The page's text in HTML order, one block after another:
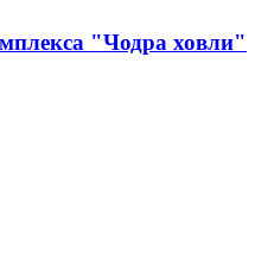
"Чодра ховли"